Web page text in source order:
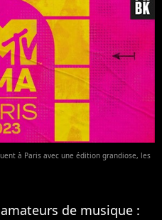
à Paris avec une édition grandiose, les
de musique :